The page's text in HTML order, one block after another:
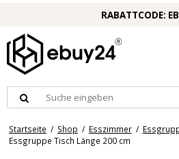
RABATTCODE:
Startseite / Shop / Esszimmer /
Essgruppe Tisch Länge 200 cm